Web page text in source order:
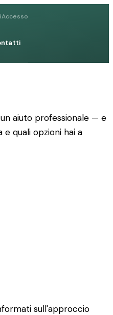
Accesso
aiuto professionale — e
quali opzioni hai a
sull'approccio